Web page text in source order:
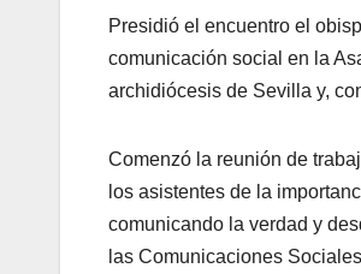
Presidió el encuentro el
comunicación social en la
archidiócesis de Sevilla y,
Comenzó la reunión de
los asistentes de la
comunicando la verdad y
las Comunicaciones